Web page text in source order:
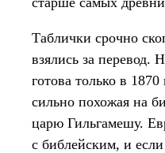
Таблички срочно
взялись за перевод.
готова только в
сильно похожая на
царю Гильгамешу.
с библейским, и если